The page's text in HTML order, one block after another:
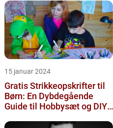
15 januar 2024
Gratis Strikkeopskrifter til
Børn: En Dybdegående
Guide til Hobbysæt og DIY-